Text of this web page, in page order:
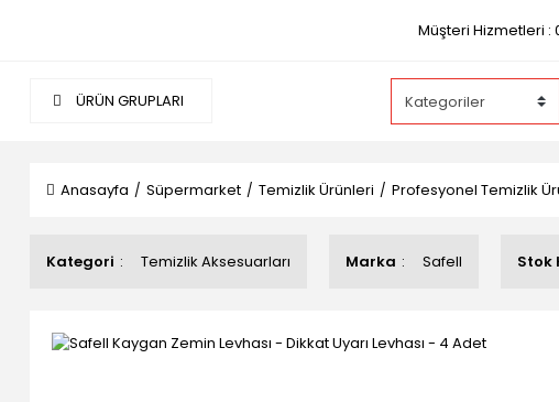
Müşteri Hizmetleri :
ÜRÜN GRUPLARI
Anasayfa Süpermarket Temizlik Ürünleri Profesyonel Temizlik
Kategori Temizlik Aksesuarları Marka Safell Stok